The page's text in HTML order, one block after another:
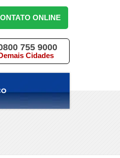
ONLINE
755 9000
Cidades